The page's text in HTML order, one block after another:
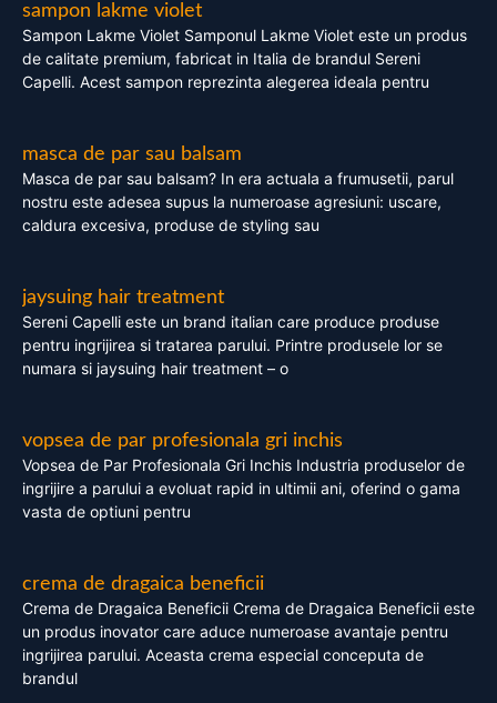
sampon lakme violet
Sampon Lakme Violet Samponul Lakme Violet este un produs
de calitate premium, fabricat in Italia de brandul Sereni
Capelli. Acest sampon reprezinta alegerea ideala pentru
masca de par sau balsam
Masca de par sau balsam? In era actuala a frumusetii, parul
nostru este adesea supus la numeroase agresiuni: uscare,
caldura excesiva, produse de styling sau
jaysuing hair treatment
Sereni Capelli este un brand italian care produce produse
pentru ingrijirea si tratarea parului. Printre produsele lor se
numara si jaysuing hair treatment – o
vopsea de par profesionala gri inchis
Vopsea de Par Profesionala Gri Inchis Industria produselor de
ingrijire a parului a evoluat rapid in ultimii ani, oferind o gama
vasta de optiuni pentru
crema de dragaica beneficii
Crema de Dragaica Beneficii Crema de Dragaica Beneficii este
un produs inovator care aduce numeroase avantaje pentru
ingrijirea parului. Aceasta crema especial conceputa de
brandul